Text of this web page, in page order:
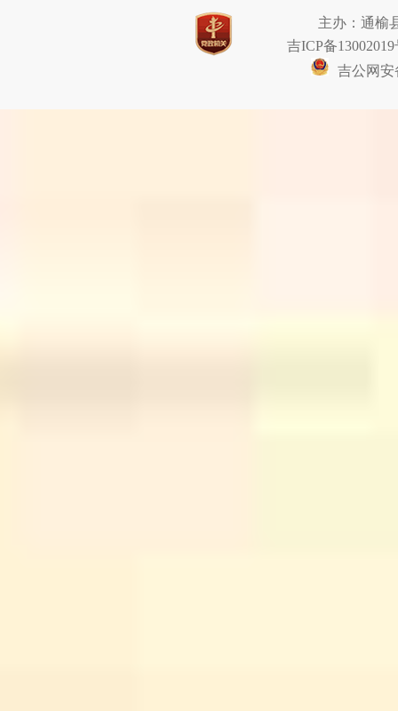
主办：通榆
吉ICP备13002019
吉公网安